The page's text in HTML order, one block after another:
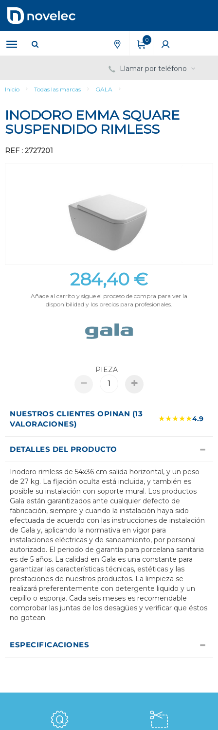
contenido
menú
de
navegación
0
Llamar por teléfono
Inicio Todas las marcas GALA
INODORO EMMA SQUARE
SUSPENDIDO RIMLESS
REF : 2727201
284,40 €
Añade al carrito y sigue el proceso de compra para ver la
disponibilidad y los precios para profesionales.
PIEZA
NUESTROS CLIENTES OPINAN (13
VALORACIONES)
★★★★★4.9
DETALLES DEL PRODUCTO
Inodoro rimless de 54x36 cm salida horizontal, y un peso
de 27 kg. La fijación oculta está incluida, y también es
posible su instalación con soporte mural. Los productos
Gala están garantizados ante cualquier defecto de
fabricación, siempre y cuando la instalación haya sido
efectuada de acuerdo con las instrucciones de instalación
de Gala y, aplicando la normativa en vigor para
instalaciones eléctricas y de saneamiento, por personal
autorizado. El periodo de garantía para porcelana sanitaria
es de 5 años. La calidad en Gala es una constante para
garantizar las características técnicas, estéticas y las
prestaciones de nuestros productos. La limpieza se
realizará preferentemente con detergente liquido y un
cepillo o esponja. Cada seis meses es recomendable
comprobar las juntas de los desagües y verificar que éstos
no gotean.
ESPECIFICACIONES